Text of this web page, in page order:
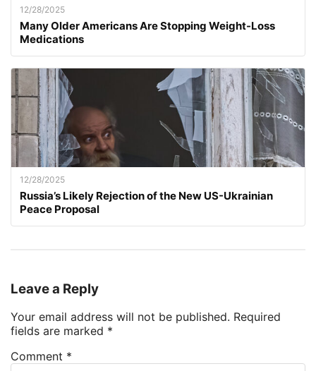
12/28/2025
Many Older Americans Are Stopping Weight-Loss
Medications
12/28/2025
Russia’s Likely Rejection of the New US-Ukrainian
Peace Proposal
Leave a Reply
Your email address will not be published. Required
fields are marked *
Comment *